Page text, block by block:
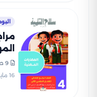
9 صفحة
16 مايو 2025